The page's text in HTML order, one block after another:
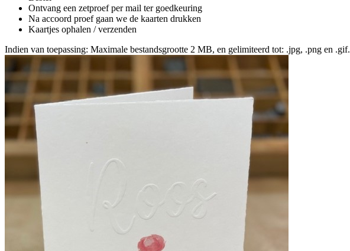
Ontvang een zetproef per mail ter goedkeuring
Na accoord proef gaan we de kaarten drukken
Kaartjes ophalen / verzenden
Indien van toepassing: Maximale bestandsgrootte 2 MB, en gelimiteerd tot: .jpg, .png en .gif.